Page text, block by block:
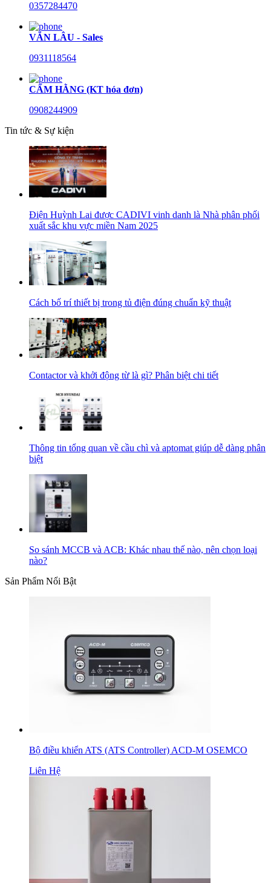
0357284470
VĂN LÂU - Sales
0931118564
CẨM HẰNG (KT hóa đơn)
0908244909
Tin tức & Sự kiện
Điện Huỳnh Lai được CADIVI vinh danh là Nhà phân phối
xuất sắc khu vực miền Nam 2025
Cách bố trí thiết bị trong tủ điện đúng chuẩn kỹ thuật
Contactor và khởi động từ là gì? Phân biệt chi tiết
Thông tin tổng quan về cầu chì và aptomat giúp dễ dàng phân
biệt
So sánh MCCB và ACB: Khác nhau thế nào, nên chọn loại
nào?
Sản Phẩm Nổi Bật
Bộ điều khiển ATS (ATS Controller) ACD-M OSEMCO
Liên Hệ